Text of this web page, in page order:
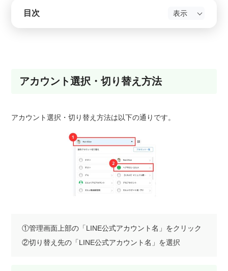
目次
アカウント選択・切り替え方法
アカウント選択・切り替え方法は以下の通りです。
①管理画面上部の「LINE公式アカウント名」をクリック
②切り替え先の「LINE公式アカウント名」を選択